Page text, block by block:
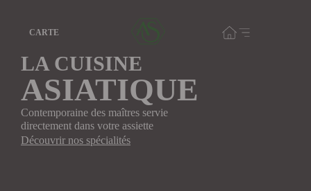
CARTE
LA CUISINE
ASIATIQUE
Contemporaine des maîtres servie
directement dans votre assiette
Découvrir nos spécialités